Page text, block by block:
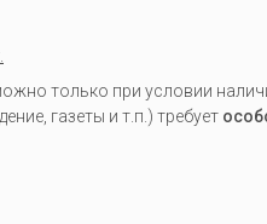
только при условии
газеты и т.п.) требует